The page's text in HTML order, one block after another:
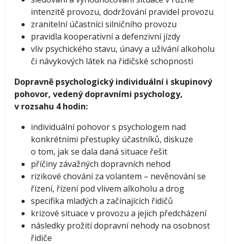
intenzitě provozu, dodržování pravidel provozu
zranitelní účastníci silničního provozu
pravidla kooperativní a defenzivní jízdy
vliv psychického stavu, únavy a užívání alkoholu
či návykových látek na řidičské schopnosti
Dopravně psychologický individuální i skupinový
pohovor, vedený dopravními psychology,
v rozsahu 4 hodin:
individuální pohovor s psychologem nad
konkrétními přestupky účastníků, diskuze
o tom, jak se dala daná situace řešit
příčiny závažných dopravních nehod
rizikové chování za volantem – nevěnování se
řízení, řízení pod vlivem alkoholu a drog
specifika mladých a začínajících řidičů
krizové situace v provozu a jejich předcházení
následky prožití dopravní nehody na osobnost
řidiče